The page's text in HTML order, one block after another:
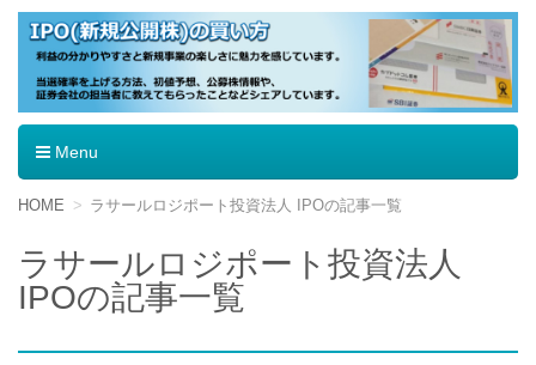
IPO（新規公開株）の買い方
Menu
コ
テ
ン
ツ
HOME ラサールロジポート投資法人 IPOの記事一覧
ラサールロジポート投資法人
IPOの記事一覧